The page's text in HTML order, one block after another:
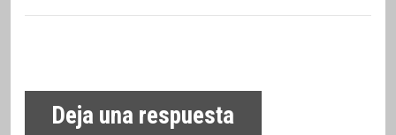
Deja una respuesta